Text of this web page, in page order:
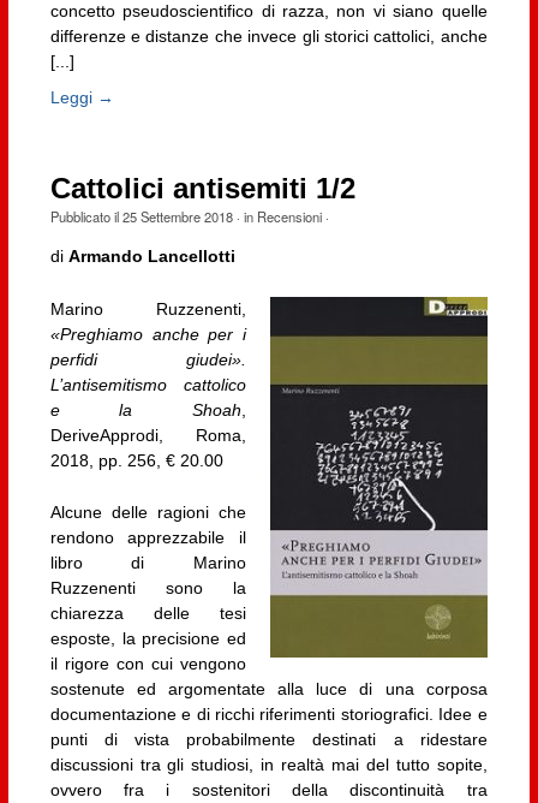
concetto pseudoscientifico di razza, non vi siano quelle
differenze e distanze che invece gli storici cattolici, anche
[...]
Leggi →
Cattolici antisemiti 1/2
Pubblicato il25 Settembre 2018· in Recensioni·
di Armando Lancellotti
Marino Ruzzenenti,
«Preghiamo anche per i
perfidi giudei».
L’antisemitismo cattolico
e la Shoah
DeriveApprodi, Roma,
2018, pp. 256, € 20.00
Alcune delle ragioni che
rendono apprezzabile il
libro di Marino
Ruzzenenti sono la
chiarezza delle tesi
esposte, la precisione ed
il rigore con cui vengono
sostenute ed argomentate alla luce di una corposa
documentazione e di ricchi riferimenti storiografici. Idee e
punti di vista probabilmente destinati a ridestare
discussioni tra gli studiosi, in realtà mai del tutto sopite,
ovvero fra i sostenitori della discontinuità tra